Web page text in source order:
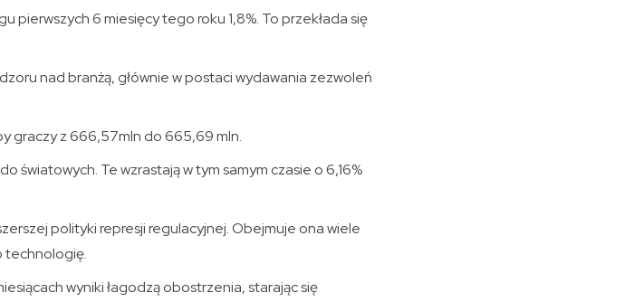
pierwszych 6 miesięcy tego roku 1,8%. To przekłada się
nad branżą, głównie w postaci wydawania zezwoleń
graczy z 666,57mln do 665,69 mln.
światowych. Te wzrastają w tym samym czasie o 6,16%
polityki represji regulacyjnej. Obejmuje ona wiele
technologię.
wyniki łagodzą obostrzenia, starając się